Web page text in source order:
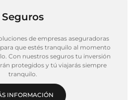
Seguros
de empresas aseguradoras
que estés tranquilo al momento
Con nuestros seguros tu inversión
protegidos y tú viajarás siempre
tranquilo.
INFORMACIÓN